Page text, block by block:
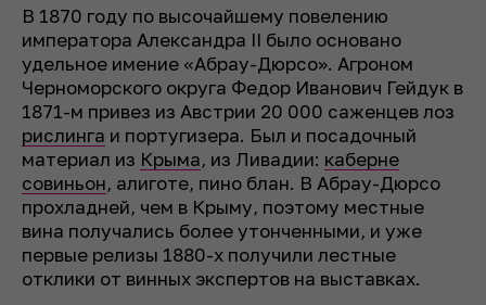
В 1870 году по высочайшему повелению
императора Александра II было основано
удельное имение «Абрау-Дюрсо». Агроном
Черноморского округа Федор Иванович Гейдук в
1871-м привез из Австрии 20 000 саженцев лоз
рислинга и португизера. Был и посадочный
материал из Крыма, из Ливадии: каберне
совиньон, алиготе, пино блан. В Абрау-Дюрсо
прохладней, чем в Крыму, поэтому местные
вина получались более утонченными, и уже
первые релизы 1880-х получили лестные
отклики от винных экспертов на выставках.